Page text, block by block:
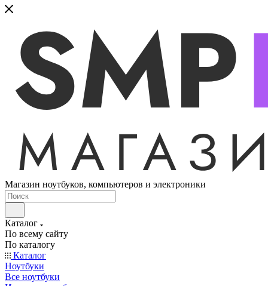
Магазин ноутбуков, компьютеров и электроники
Каталог
По всему сайту
По каталогу
Каталог
Ноутбуки
Все ноутбуки